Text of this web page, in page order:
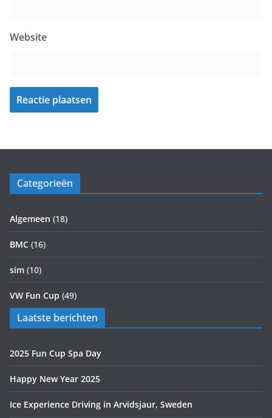
Website
Categorieën
Algemeen (18)
BMC (16)
sim (10)
VW Fun Cup (49)
Laatste berichten
2025 Fun Cup Spa Day
Happy New Year 2025
Ice Experience Driving in Arvidsjaur, Sweden